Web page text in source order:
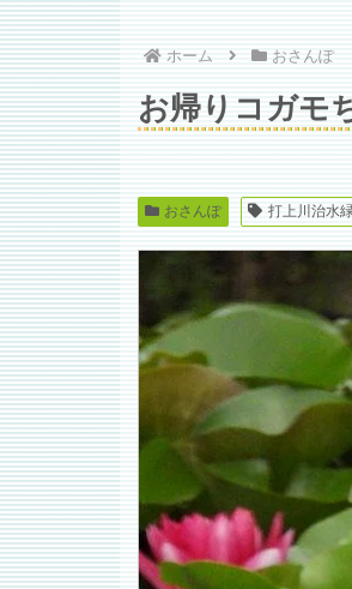
ホーム おさんぽ
お帰りコガモ
おさんぽ 打上川治水